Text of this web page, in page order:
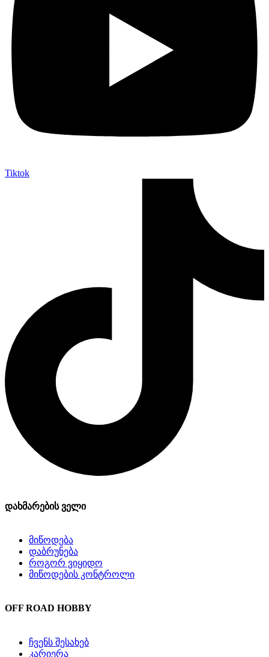
Tiktok
დახმარების ველი
მიწოდება
დაბრუნება
როგორ ვიყიდო
მიწოდების კონტროლი
OFF ROAD HOBBY
ჩვენს შესახებ
კარიერა